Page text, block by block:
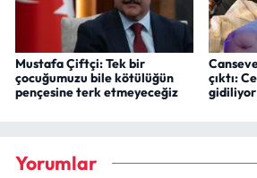
Mustafa Çiftçi: Tek bir
çocuğumuzu bile kötülüğün
pençesine terk etmeyeceğiz
çıktı:
gidiliyor
Yorumlar